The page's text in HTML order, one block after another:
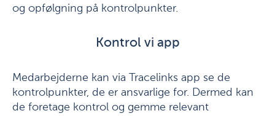
og opfølgning på kontrolpunkter.
Kontrol vi app
Medarbejderne kan via Tracelinks app se de
kontrolpunkter, de er ansvarlige for. Dermed kan
de foretage kontrol og gemme relevant